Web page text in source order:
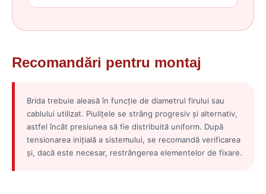
Recomandări pentru montaj
Brida trebuie aleasă în funcție de diametrul firului sau
cablului utilizat. Piulițele se strâng progresiv și alternativ,
astfel încât presiunea să fie distribuită uniform. După
tensionarea inițială a sistemului, se recomandă verificarea
și, dacă este necesar, restrângerea elementelor de fixare.